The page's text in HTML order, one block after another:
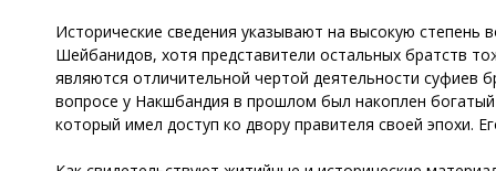
Исторические сведения указывают на высокую степень
Шейбанидов, хотя представители остальных братств
являются отличительной чертой деятельности суфиев
вопросе у Накшбандия в прошлом был накоплен
который имел доступ ко двору правителя своей эпохи.